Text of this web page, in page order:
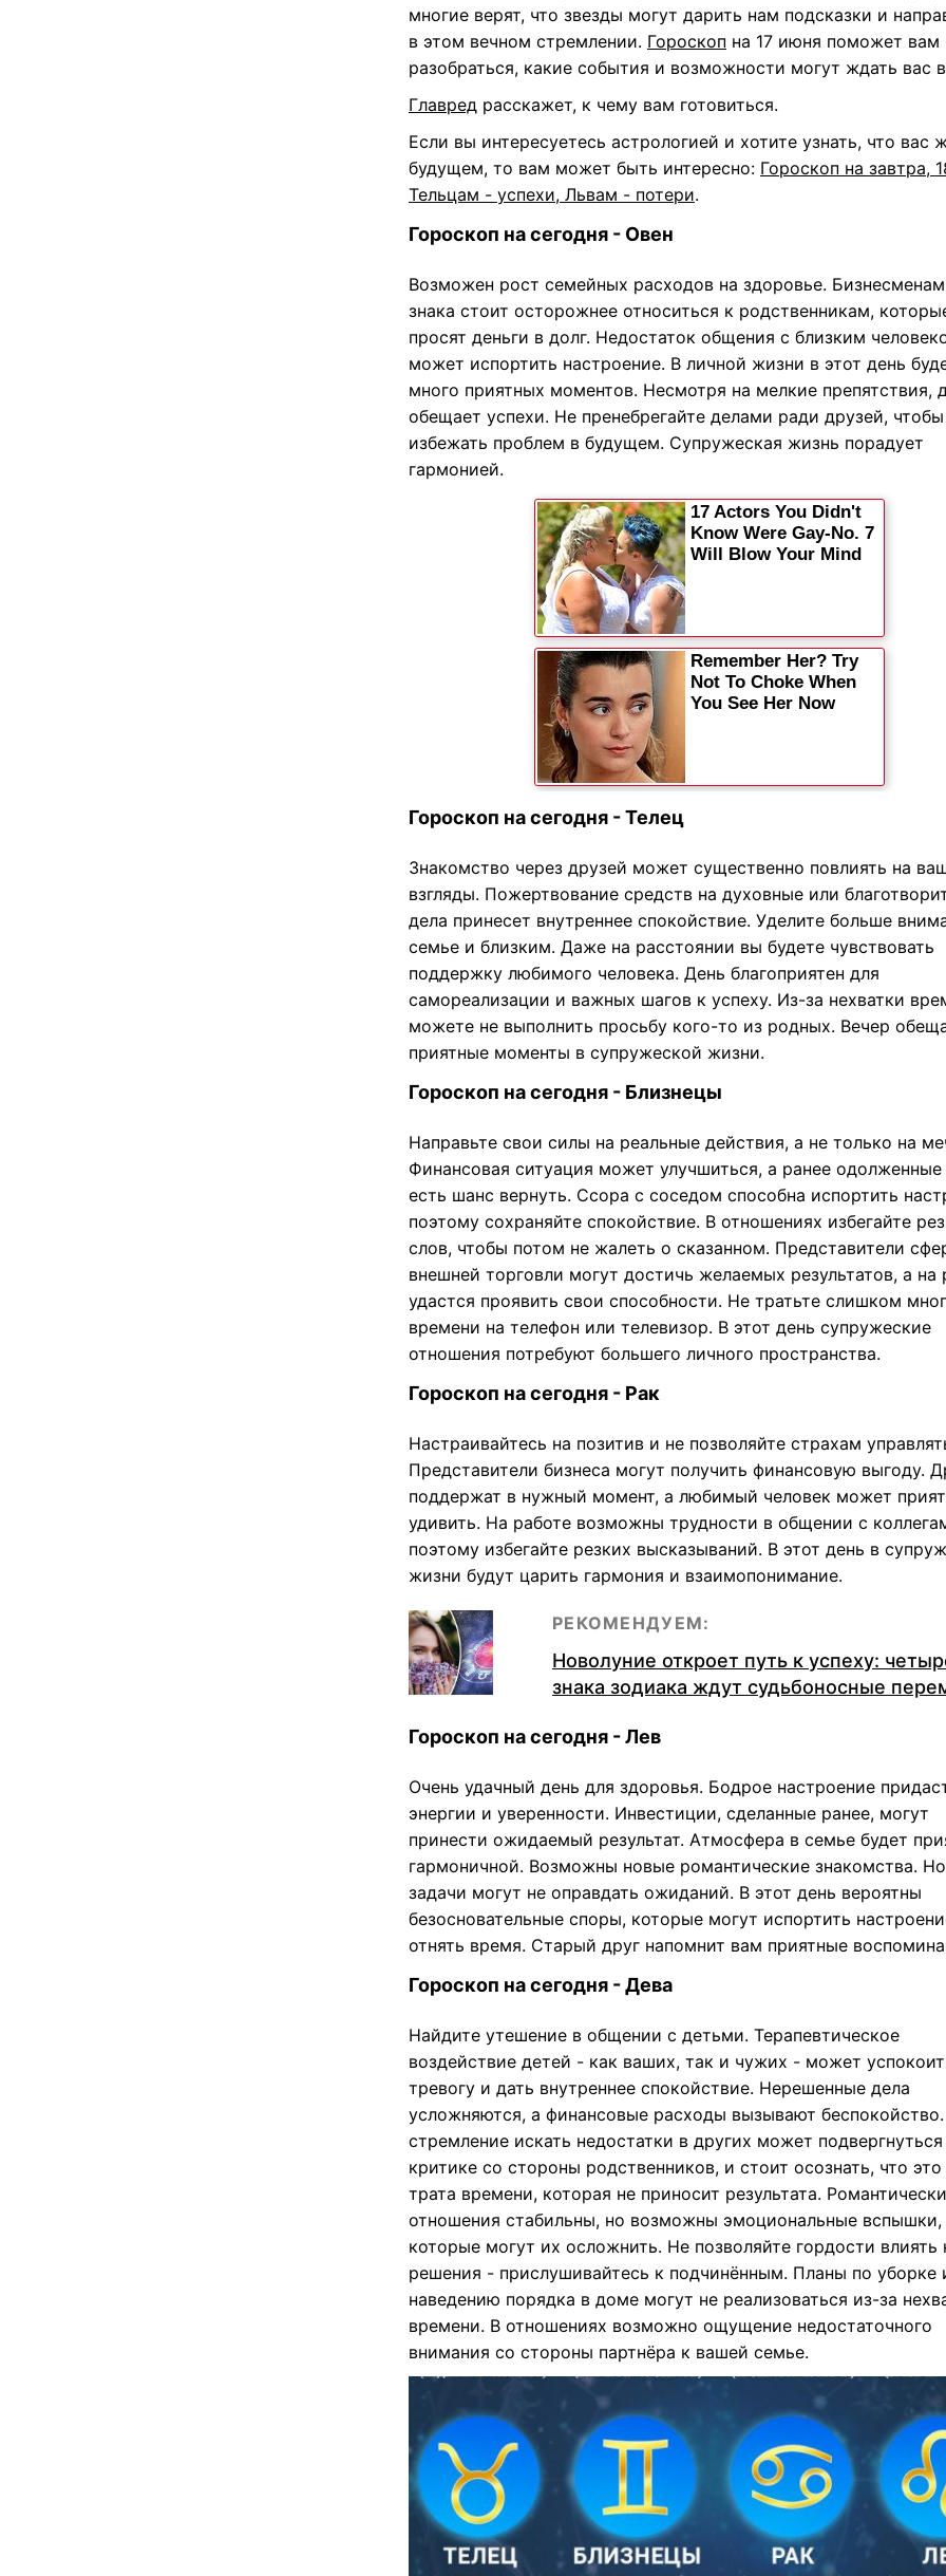
многие верят, что звезды могут дарить нам подсказки и
в этом вечном стремлении. Гороскоп на 17 июня поможет вам
разобраться, какие события и возможности могут ждать вас
Главред расскажет, к чему вам готовиться.
Если вы интересуетесь астрологией и хотите узнать, что вас
будущем, то вам может быть интересно: Гороскоп на завтра,
Тельцам - успехи, Львам - потери.
Гороскоп на сегодня - Овен
Возможен рост семейных расходов на здоровье. Бизнесменам
знака стоит осторожнее относиться к родственникам,
просят деньги в долг. Недостаток общения с близким
может испортить настроение. В личной жизни в этот день
много приятных моментов. Несмотря на мелкие препятствия,
обещает успехи. Не пренебрегайте делами ради друзей, чтобы
избежать проблем в будущем. Супружеская жизнь порадует
гармонией.
Гороскоп на сегодня - Телец
Знакомство через друзей может существенно повлиять на
взгляды. Пожертвование средств на духовные или
дела принесет внутреннее спокойствие. Уделите больше
семье и близким. Даже на расстоянии вы будете чувствовать
поддержку любимого человека. День благоприятен для
самореализации и важных шагов к успеху. Из-за нехватки
можете не выполнить просьбу кого-то из родных. Вечер
приятные моменты в супружеской жизни.
Гороскоп на сегодня - Близнецы
Направьте свои силы на реальные действия, а не только на
Финансовая ситуация может улучшиться, а ранее одолженные
есть шанс вернуть. Ссора с соседом способна испортить
поэтому сохраняйте спокойствие. В отношениях избегайте
слов, чтобы потом не жалеть о сказанном. Представители
внешней торговли могут достичь желаемых результатов, а на
удастся проявить свои способности. Не тратьте слишком
времени на телефон или телевизор. В этот день супружеские
отношения потребуют большего личного пространства.
Гороскоп на сегодня - Рак
Настраивайтесь на позитив и не позволяйте страхам
Представители бизнеса могут получить финансовую выгоду.
поддержат в нужный момент, а любимый человек может
удивить. На работе возможны трудности в общении с
поэтому избегайте резких высказываний. В этот день в
жизни будут царить гармония и взаимопонимание.
РЕКОМЕНДУЕМ:
Новолуние откроет путь к успеху:
знака зодиака ждут судьбоносные
Гороскоп на сегодня - Лев
Очень удачный день для здоровья. Бодрое настроение
энергии и уверенности. Инвестиции, сделанные ранее, могут
принести ожидаемый результат. Атмосфера в семье будет
гармоничной. Возможны новые романтические знакомства.
задачи могут не оправдать ожиданий. В этот день вероятны
безосновательные споры, которые могут испортить
отнять время. Старый друг напомнит вам приятные
Гороскоп на сегодня - Дева
Найдите утешение в общении с детьми. Терапевтическое
воздействие детей - как ваших, так и чужих - может
тревогу и дать внутреннее спокойствие. Нерешенные дела
усложняются, а финансовые расходы вызывают
стремление искать недостатки в других может подвергнуться
критике со стороны родственников, и стоит осознать, что это
трата времени, которая не приносит результата.
отношения стабильны, но возможны эмоциональные вспышки,
которые могут их осложнить. Не позволяйте гордости влиять
решения - прислушивайтесь к подчинённым. Планы по уборке
наведению порядка в доме могут не реализоваться из-за
времени. В отношениях возможно ощущение недостаточного
внимания со стороны партнёра к вашей семье.